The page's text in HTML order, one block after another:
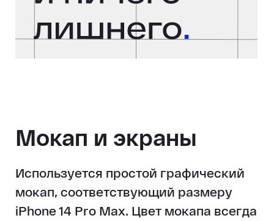
Мокап и экраны
Используется простой графический
мокап, соответствующий размеру
iPhone 14 Pro Max. Цвет мокапа всегда